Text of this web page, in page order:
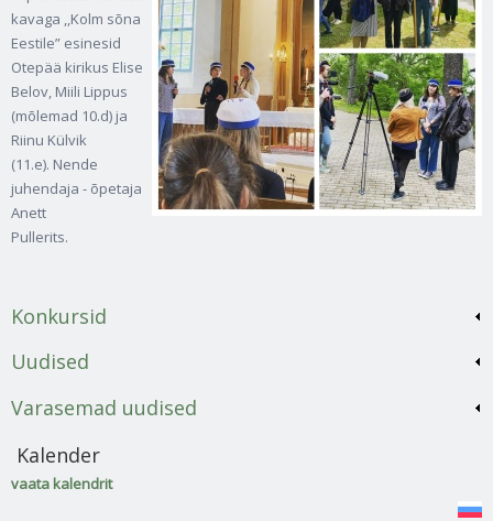
kavaga ,,Kolm sõna
Eestile” esinesid
Otepää kirikus Elise
Belov, Miili Lippus
(mõlemad 10.d) ja
Riinu Külvik
(11.e). Nende
juhendaja - õpetaja
Anett
Pullerits.
Konkursid
Uudised
Varasemad uudised
Kalender
vaata kalendrit